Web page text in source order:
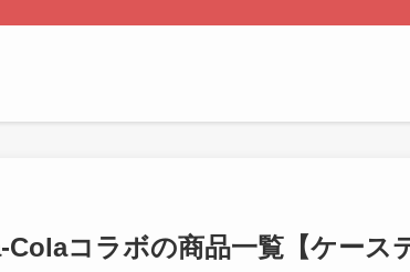
Colaコラボの商品一覧【ケース